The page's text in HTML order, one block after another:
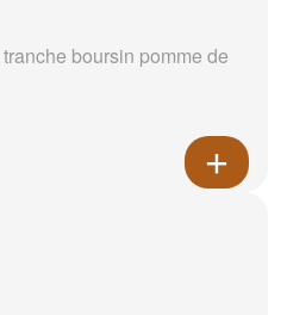
boursin pomme de